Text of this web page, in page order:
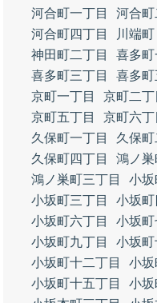
河合町一丁目
河合町
河合町四丁目
川端町
神田町二丁目
喜多町
喜多町三丁目
喜多町
京町一丁目
京町二丁
京町五丁目
京町六丁
久保町一丁目
久保町
久保町四丁目
鴻ノ巣
鴻ノ巣町三丁目
小坂
小坂町三丁目
小坂町
小坂町六丁目
小坂町
小坂町九丁目
小坂町
小坂町十二丁目
小坂
小坂町十五丁目
小坂